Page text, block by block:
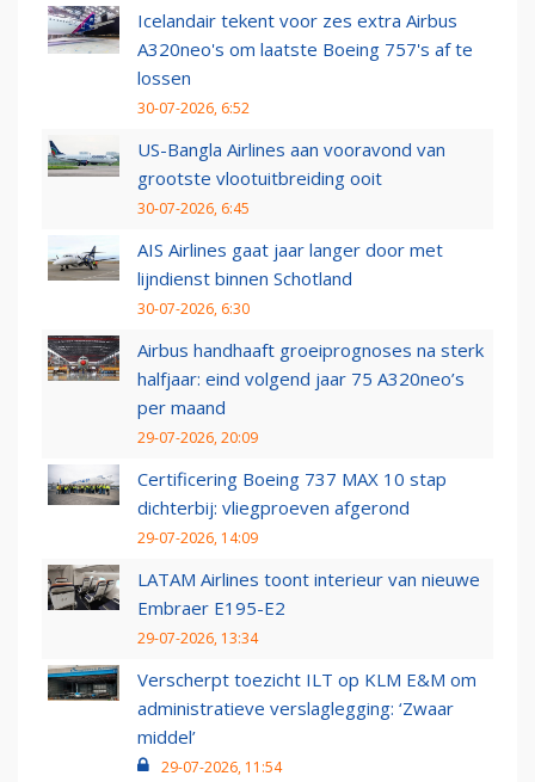
Icelandair tekent voor zes extra Airbus
A320neo's om laatste Boeing 757's af te
lossen
30-07-2026, 6:52
US-Bangla Airlines aan vooravond van
grootste vlootuitbreiding ooit
30-07-2026, 6:45
AIS Airlines gaat jaar langer door met
lijndienst binnen Schotland
30-07-2026, 6:30
Airbus handhaaft groeiprognoses na sterk
halfjaar: eind volgend jaar 75 A320neo’s
per maand
29-07-2026, 20:09
Certificering Boeing 737 MAX 10 stap
dichterbij: vliegproeven afgerond
29-07-2026, 14:09
LATAM Airlines toont interieur van nieuwe
Embraer E195-E2
29-07-2026, 13:34
Verscherpt toezicht ILT op KLM E&M om
administratieve verslaglegging: ‘Zwaar
middel’
29-07-2026, 11:54